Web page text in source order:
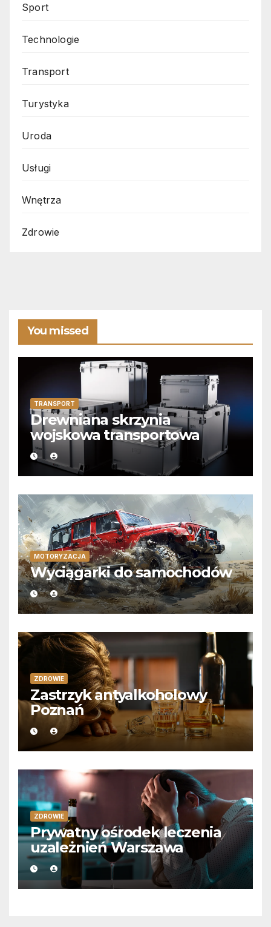
Sport
Technologie
Transport
Turystyka
Uroda
Usługi
Wnętrza
Zdrowie
You missed
TRANSPORT
Drewniana skrzynia
wojskowa transportowa
MOTORYZACJA
Wyciągarki do samochodów
ZDROWIE
Zastrzyk antyalkoholowy
Poznań
ZDROWIE
Prywatny ośrodek leczenia
uzależnień Warszawa